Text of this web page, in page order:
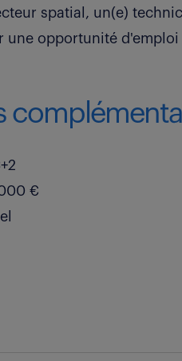
spatial, un(e)
une opportunité d'emploi
€